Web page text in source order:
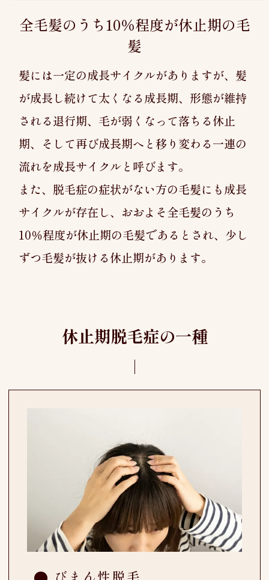
全毛髪のうち10％程度が休止期の毛
髪
髪には一定の成長サイクルがありますが、髪
が成長し続けて太くなる成長期、形態が維持
される退行期、毛が弱くなって落ちる休止
期、そして再び成長期へと移り変わる一連の
流れを成長サイクルと呼びます。
また、脱毛症の症状がない方の毛髪にも成長
サイクルが存在し、おおよそ全毛髪のうち
10％程度が休止期の毛髪であるとされ、少し
ずつ毛髪が抜ける休止期があります。
休止期脱毛症の一種
びまん性脱毛